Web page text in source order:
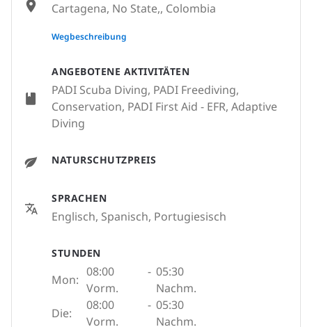
ANGEBOTENE AKTIVITÄTEN
PADI Scuba Diving, PADI Freediving,
Conservation, PADI First Aid - EFR, Adaptive
Diving
NATURSCHUTZPREIS
SPRACHEN
Englisch, Spanisch, Portugiesisch
STUNDEN
Mon:
08:00
Vorm.
- 05:30
Nachm.
Die:
08:00
Vorm.
- 05:30
Nachm.
Cartagena, No State,, Colombia
None
Wegbeschreibung